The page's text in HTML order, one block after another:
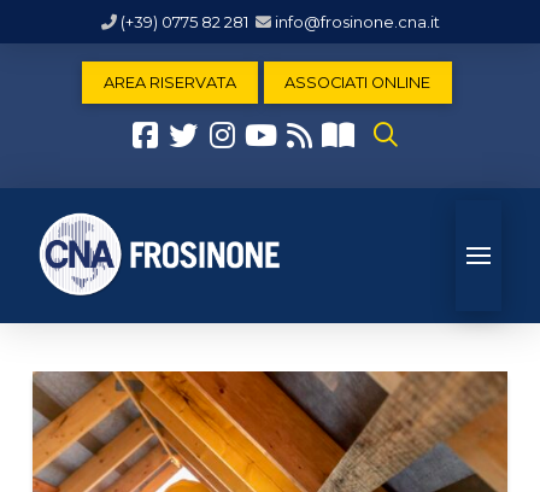
(+39) 0775 82 281 info@frosinone.cna.it
AREA RISERVATA ASSOCIATI ONLINE